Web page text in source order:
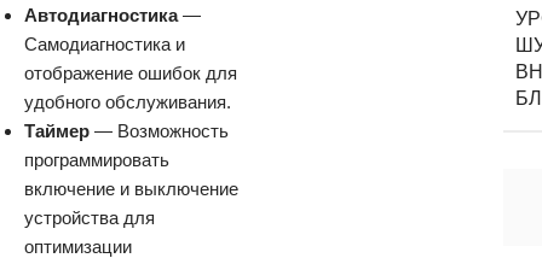
Автодиагностика—
Самодиагностика и
отображение ошибок для
удобного обслуживания.
Таймер — Возможность
программировать
включение и выключение
устройства для
оптимизации